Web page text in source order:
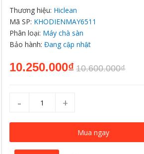
Thương hiệu: Hiclean
Mã SP: KHODIENMAY6511
Phân loại: Máy chà sàn
Bảo hành:Đang cập nhật
10.250.000₫ 10.600.000₫
- +
Mua ngay